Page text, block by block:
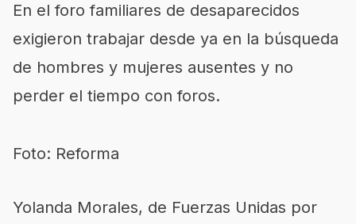
En el foro familiares de desaparecidos
exigieron trabajar desde ya en la búsqueda
de hombres y mujeres ausentes y no
perder el tiempo con foros.
Foto: Reforma
Yolanda Morales, de Fuerzas Unidas por